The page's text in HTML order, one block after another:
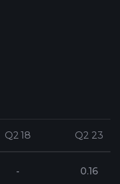
Q2 18 Q2 23
Q2 18 Q2 23
- 0.16